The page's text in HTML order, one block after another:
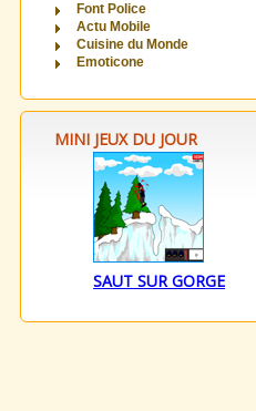
Font Police
Actu Mobile
Cuisine du Monde
Emoticone
MINI JEUX DU JOUR
SAUT SUR GORGE